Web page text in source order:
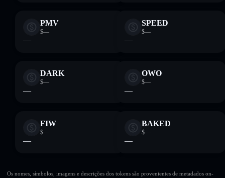
PMV
$—
—
SPEED
$—
—
DARK
$—
—
OWO
$—
—
FIW
$—
—
BAKED
$—
—
Os nomes, símbolos, imagens e descrições dos tokens são provenientes de metadados on-